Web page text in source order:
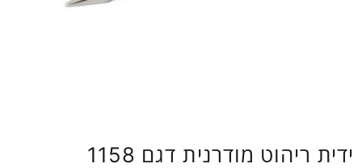
ידית ריהוט מודרנית דגם 1158